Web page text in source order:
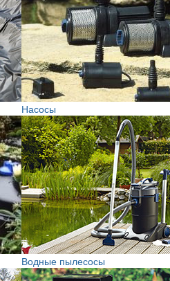
Насосы
Водные пылесосы